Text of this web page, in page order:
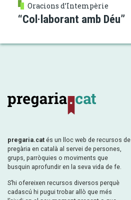
Oracions d’Intempèrie
“Col·laborant amb Déu”
pregaria.cat és un lloc web de recursos de
pregària en català al servei de persones,
grups, parròquies o moviments que
busquin aprofundir en la seva vida de fe.
S’hi ofereixen recursos diversos perquè
cadascú hi pugui trobar allò que més